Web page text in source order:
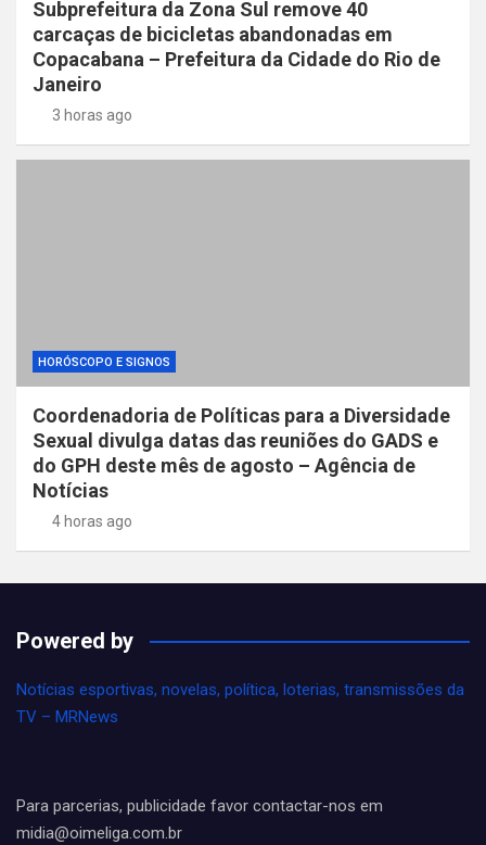
Subprefeitura da Zona Sul remove 40
carcaças de bicicletas abandonadas em
Copacabana – Prefeitura da Cidade do Rio de
Janeiro
3 horas ago
HORÓSCOPO E SIGNOS
Coordenadoria de Políticas para a Diversidade
Sexual divulga datas das reuniões do GADS e
do GPH deste mês de agosto – Agência de
Notícias
4 horas ago
Powered by
Notícias esportivas, novelas, política, loterias, transmissões da
TV – MRNews
Para parcerias, publicidade favor contactar-nos em
midia@oimeliga.com.br